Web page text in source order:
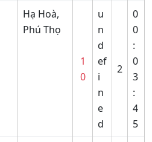
Hạ Hoà,
Phú Thọ
1
0
u
n
d
ef
i
n
e
d
2
0
0
:
0
3
:
4
5